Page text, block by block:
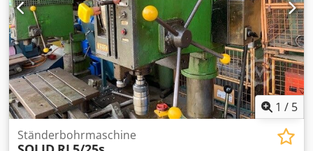
1 / 5
Ständerbohrmaschine